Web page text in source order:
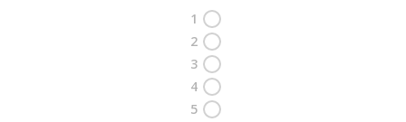
1
2
3
4
5